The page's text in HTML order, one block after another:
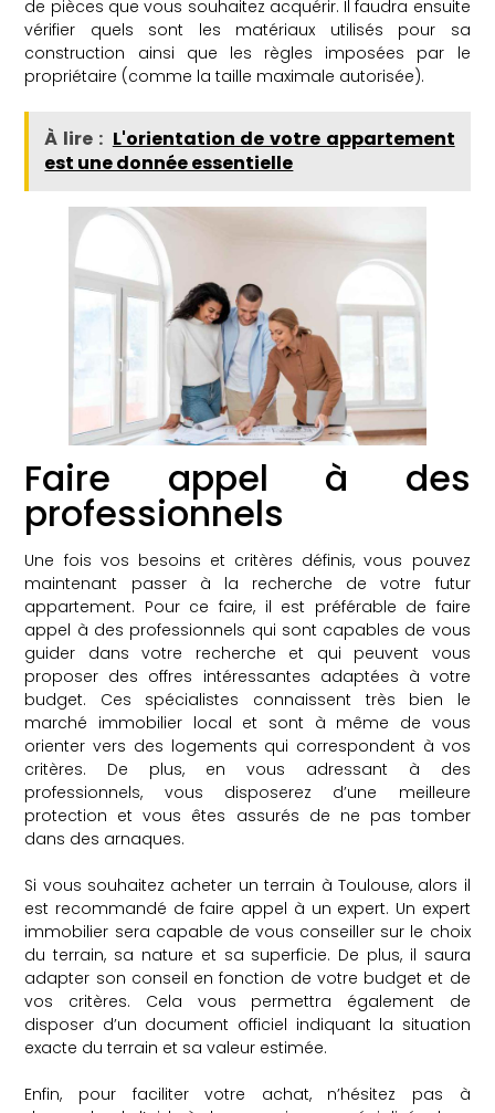
de pièces que vous souhaitez acquérir. Il faudra ensuite
vérifier quels sont les matériaux utilisés pour sa
construction ainsi que les règles imposées par le
propriétaire (comme la taille maximale autorisée).
À lire : L'orientation de votre appartement
est une donnée essentielle
Faire appel à des
professionnels
Une fois vos besoins et critères définis, vous pouvez
maintenant passer à la recherche de votre futur
appartement. Pour ce faire, il est préférable de faire
appel à des professionnels qui sont capables de vous
guider dans votre recherche et qui peuvent vous
proposer des offres intéressantes adaptées à votre
budget. Ces spécialistes connaissent très bien le
marché immobilier local et sont à même de vous
orienter vers des logements qui correspondent à vos
critères. De plus, en vous adressant à des
professionnels, vous disposerez d’une meilleure
protection et vous êtes assurés de ne pas tomber
dans des arnaques.
Si vous souhaitez acheter un terrain à Toulouse, alors il
est recommandé de faire appel à un expert. Un expert
immobilier sera capable de vous conseiller sur le choix
du terrain, sa nature et sa superficie. De plus, il saura
adapter son conseil en fonction de votre budget et de
vos critères. Cela vous permettra également de
disposer d’un document officiel indiquant la situation
exacte du terrain et sa valeur estimée.
Enfin, pour faciliter votre achat, n’hésitez pas à